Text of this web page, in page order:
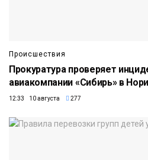
Происшествия
Прокуратура проверяет
авиакомпании «Сибирь» в
12:33 10 августа 277